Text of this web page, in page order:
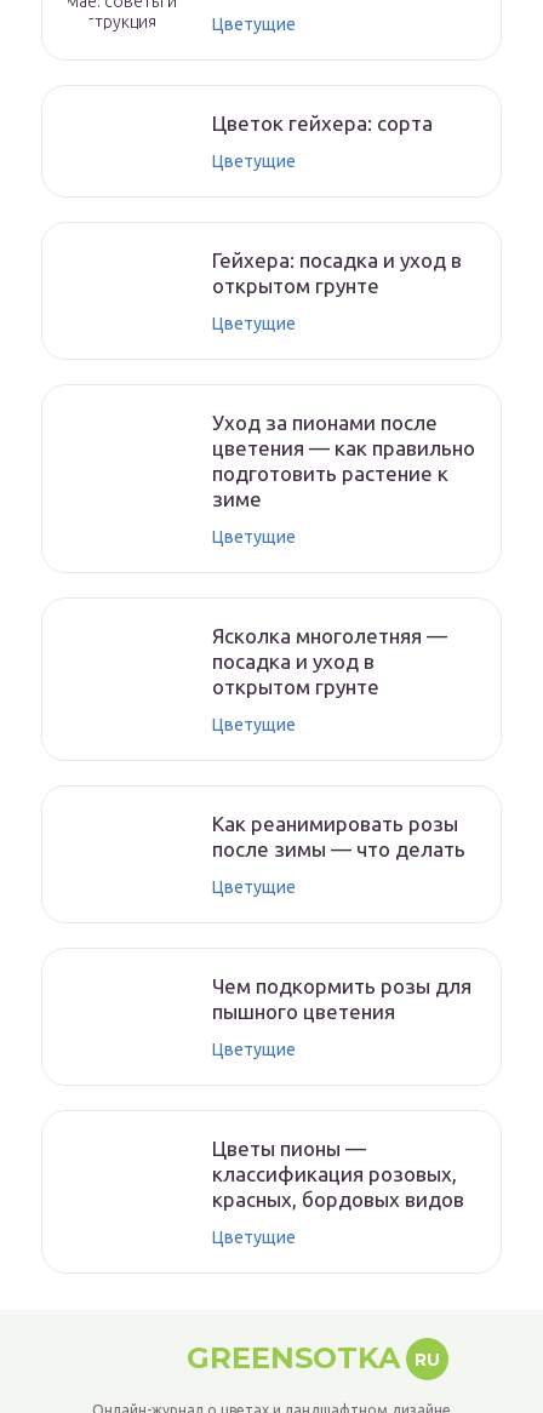
Цветущие
Цветок гейхера: сорта
Цветущие
Гейхера: посадка и уход в
открытом грунте
Цветущие
Уход за пионами после
цветения — как правильно
подготовить растение к
зиме
Цветущие
Ясколка многолетняя —
посадка и уход в
открытом грунте
Цветущие
Как реанимировать розы
после зимы — что делать
Цветущие
Чем подкормить розы для
пышного цветения
Цветущие
Цветы пионы —
классификация розовых,
красных, бордовых видов
Цветущие
GREENSOTKA RU